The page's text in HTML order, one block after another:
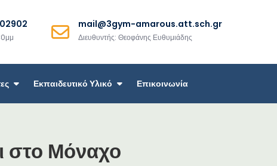
mail@3gym-amarous.att.sch.gr
Διευθυντής: Θεοφάνης Ευθυμιάδης
Εκπαιδευτικό Υλικό Επικοινωνία
στο Μόναχο